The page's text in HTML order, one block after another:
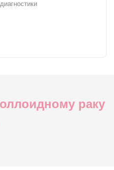
раку